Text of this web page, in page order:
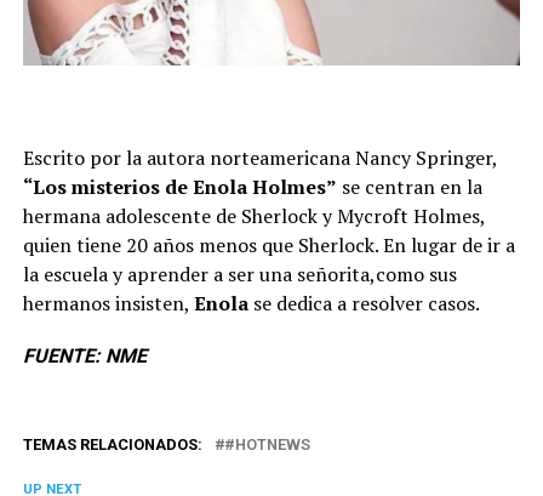
Escrito por la autora norteamericana Nancy Springer,
“Los misterios de Enola Holmes” se centran en la
hermana adolescente de Sherlock y Mycroft Holmes,
quien tiene 20 años menos que Sherlock. En lugar de ir a
la escuela y aprender a ser una señorita,como sus
hermanos insisten, Enolase dedica a resolver casos.
FUENTE: NME
TEMAS RELACIONADOS: #HOTNEWS
UP NEXT